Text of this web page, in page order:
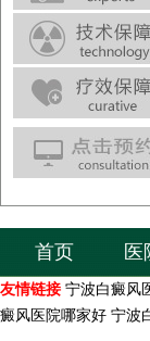
首页 医
友情链接 宁波白癜风
癜风医院哪家好 宁波